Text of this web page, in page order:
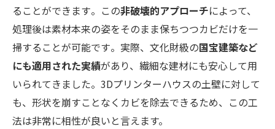
ることができます​。この非破壊的アプローチによって、
処理後は素材本来の姿をそのまま保ちつつカビだけを一
掃することが可能です​。実際、文化財級の国宝建築など
にも適用された実績があり、繊細な建材にも安心して用
いられてきました​。3Dプリンターハウスの土壁に対して
も、形状を崩すことなくカビを除去できるため、この工
法は非常に相性が良いと言えます。